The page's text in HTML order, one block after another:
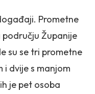
Prometne
Županije
su se tri prometne
i dvije s manjom
je pet osoba